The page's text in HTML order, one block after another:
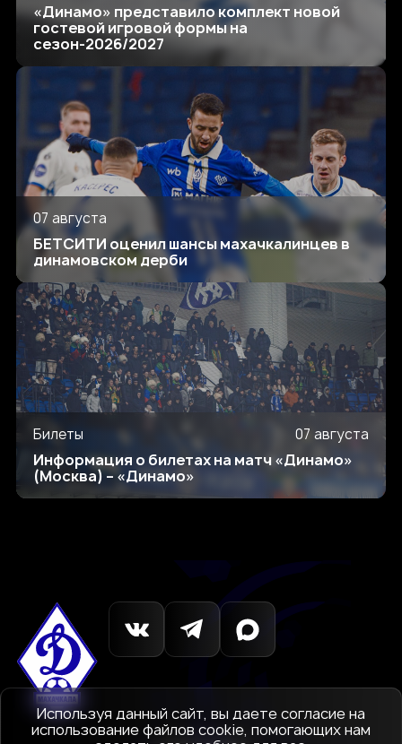
«Динамо» представило комплект новой
гостевой игровой формы на
сезон-2026/2027
07 августа
БЕТСИТИ оценил шансы махачкалинцев в
динамовском дерби
Билеты 07 августа
Информация о билетах на матч «Динамо»
(Москва) – «Динамо»
Используя данный сайт, вы даете согласие на
использование файлов cookie, помогающих нам